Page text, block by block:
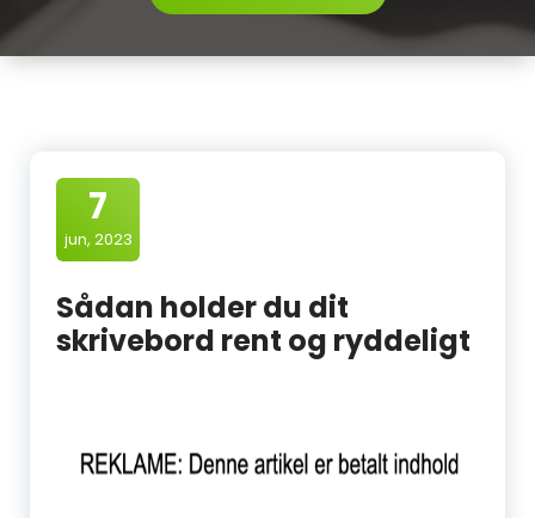
7
jun, 2023
Sådan holder du dit
skrivebord rent og ryddeligt